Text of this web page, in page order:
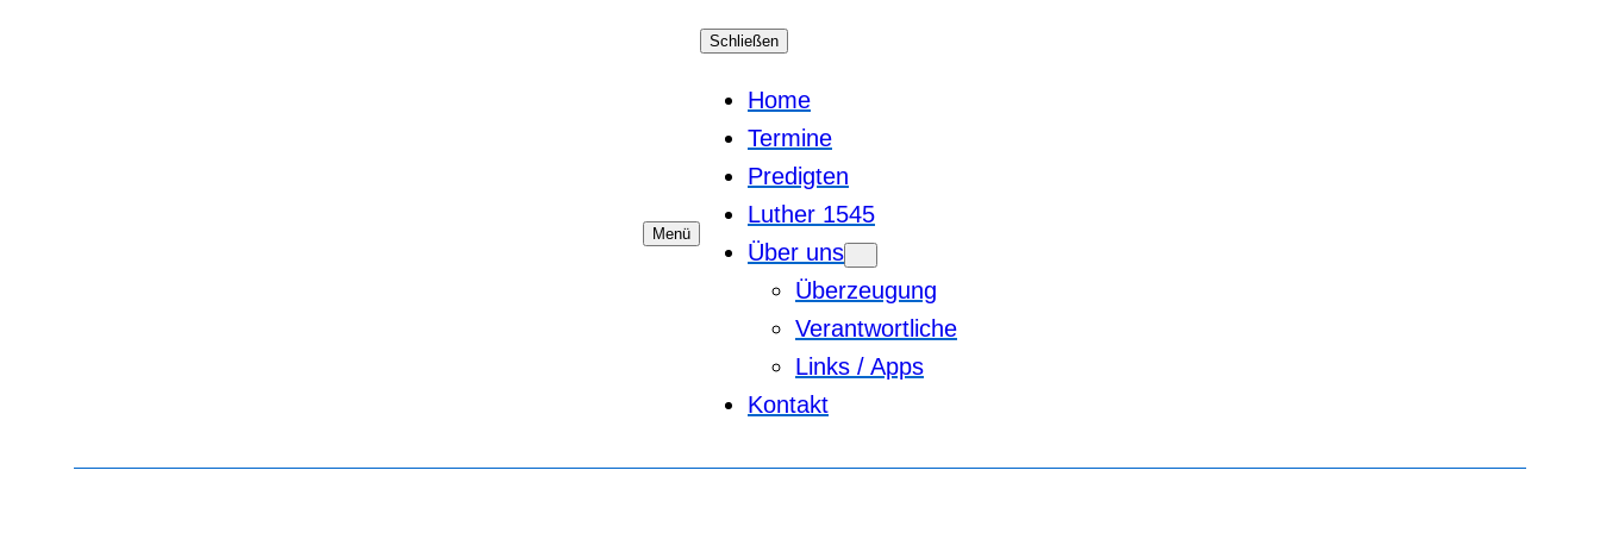
Menü
Schließen
Home
Termine
Predigten
Luther 1545
Über uns
Überzeugung
Verantwortliche
Links / Apps
Kontakt